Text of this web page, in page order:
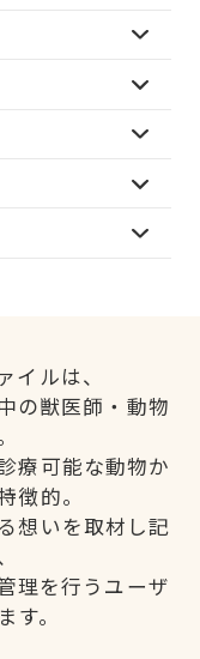
イルは、
の獣医師・動物
療可能な動物か
徴的。
想いを取材し記
理を行うユーザ
す。